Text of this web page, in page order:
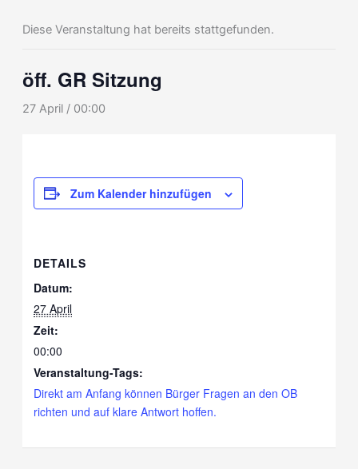
Diese Veranstaltung hat bereits stattgefunden.
öff. GR Sitzung
27 April / 00:00
Zum Kalender hinzufügen
DETAILS
Datum:
27 April
Zeit:
00:00
Veranstaltung-Tags:
Direkt am Anfang können Bürger Fragen an den OB
richten und auf klare Antwort hoffen.